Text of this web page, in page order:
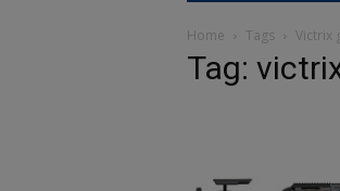
Home Tags Victrix
Tag: